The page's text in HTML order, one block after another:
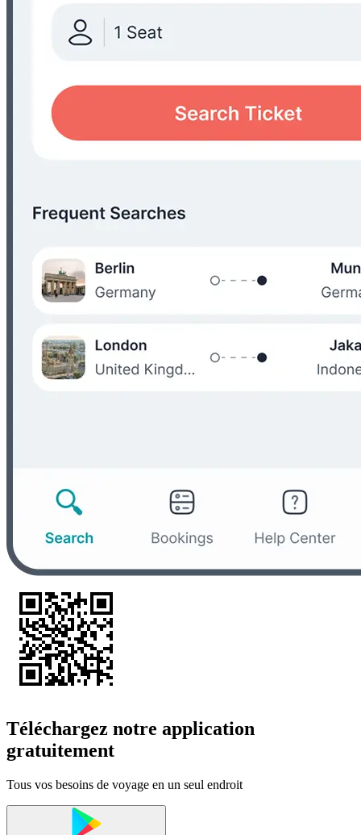
Téléchargez notre application
gratuitement
Tous vos besoins de voyage en un seul endroit